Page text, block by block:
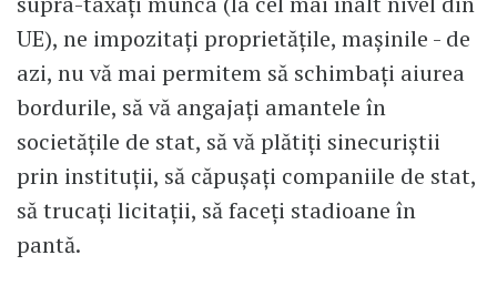
UE), ne impozitați proprietățile, mașinile - de
azi, nu vă mai permitem să schimbați aiurea
bordurile, să vă angajați amantele în
societățile de stat, să vă plătiți sinecuriștii
prin instituții, să căpușați companiile de stat,
să trucați licitații, să faceți stadioane în
pantă.